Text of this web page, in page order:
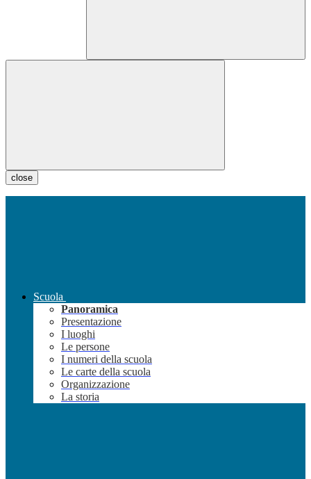
close
Scuola
Panoramica
Presentazione
I luoghi
Le persone
I numeri della scuola
Le carte della scuola
Organizzazione
La storia